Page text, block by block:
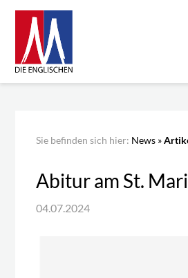
Sie befinden sich hier: News »
Abitur am St.
04.07.2024